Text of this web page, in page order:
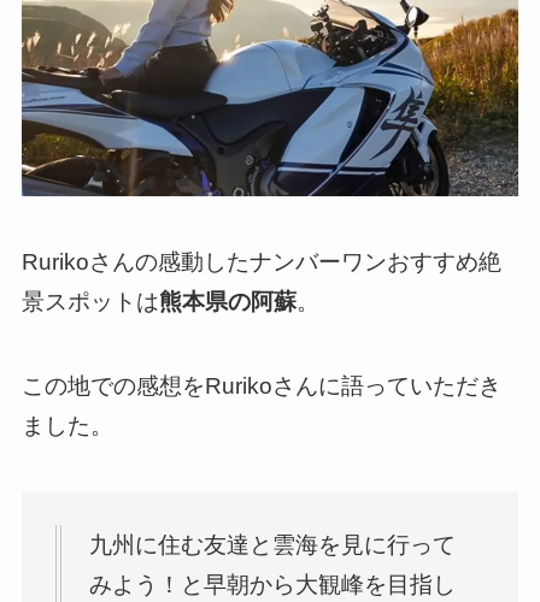
Rurikoさんの感動したナンバーワンおすすめ絶
景スポットは熊本県の阿蘇。
この地での感想をRurikoさんに語っていただき
ました。
九州に住む友達と雲海を見に行って
みよう！と早朝から大観峰を目指し